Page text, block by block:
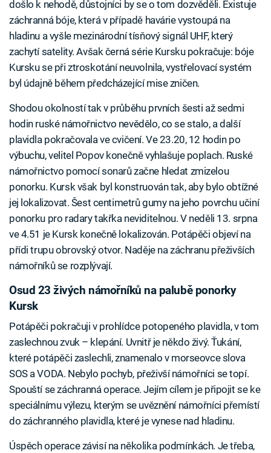
došlo k nehodě, důstojníci by se o tom dozvěděli. Existuje
záchranná bóje, která v případě havárie vystoupá na
hladinu a vyšle mezinárodní tísňový signál UHF, který
zachytí satelity. Avšak černá série Kursku pokračuje: bóje
Kursku se při ztroskotání neuvolnila, vystřelovací systém
byl údajně během předcházející mise zničen.
Shodou okolností tak v průběhu prvních šesti až sedmi
hodin ruské námořnictvo nevědělo, co se stalo, a další
plavidla pokračovala ve cvičení. Ve 23.20, 12 hodin po
výbuchu, velitel Popov konečně vyhlašuje poplach. Ruské
námořnictvo pomocí sonarů začne hledat zmizelou
ponorku. Kursk však byl konstruován tak, aby bylo obtížné
jej lokalizovat. Šest centimetrů gumy na jeho povrchu učiní
ponorku pro radary takřka neviditelnou. V neděli 13. srpna
ve 4.51 je Kursk konečně lokalizován. Potápěči objeví na
přídi trupu obrovský otvor. Naděje na záchranu přeživších
námořníků se rozplývají.
Osud 23 živých námořníků na palubě ponorky
Kursk
Potápěči pokračuji v prohlídce potopeného plavidla, v tom
zaslechnou zvuk – klepání. Uvnitř je někdo živý. Ťukání,
které potápěči zaslechli, znamenalo v morseovce slova
SOS a VODA. Nebylo pochyb, přeživší námořníci se topí.
Spouští se záchranná operace. Jejím cílem je připojit se ke
speciálnímu výlezu, kterým se uvěznění námořníci přemístí
do záchranného plavidla, které je vynese nad hladinu.
Úspěch operace závisí na několika podmínkách. Je třeba,